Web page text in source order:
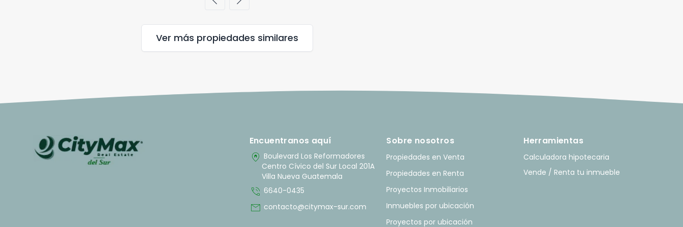
Ver más propiedades similares
Encuentranos aquí
home_pin Boulevard Los Reformadores
Centro Cívico del Sur Local 201A
Villa Nueva Guatemala
phone_in_talk 6640-0435
mail contacto@citymax-sur.com
Sobre nosotros
Propiedades en Venta
Propiedades en Renta
Proyectos Inmobiliarios
Inmuebles por ubicación
Proyectos por ubicación
Herramientas
Calculadora hipotecaria
Vende / Renta tu inmueble